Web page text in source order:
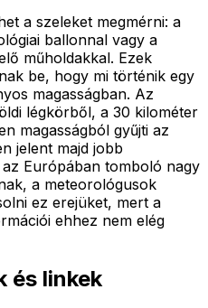
a szeleket megmérni: a
ballonnal vagy a
műholdakkal. Ezek
be, hogy mi történik egy
magasságban. Az
légkörből, a 30 kilométer
magasságból gyűjti az
jelent majd jobb
Európában tomboló nagy
a meteorológusok
ez erejüket, mert a
ehhez nem elég
és linkek